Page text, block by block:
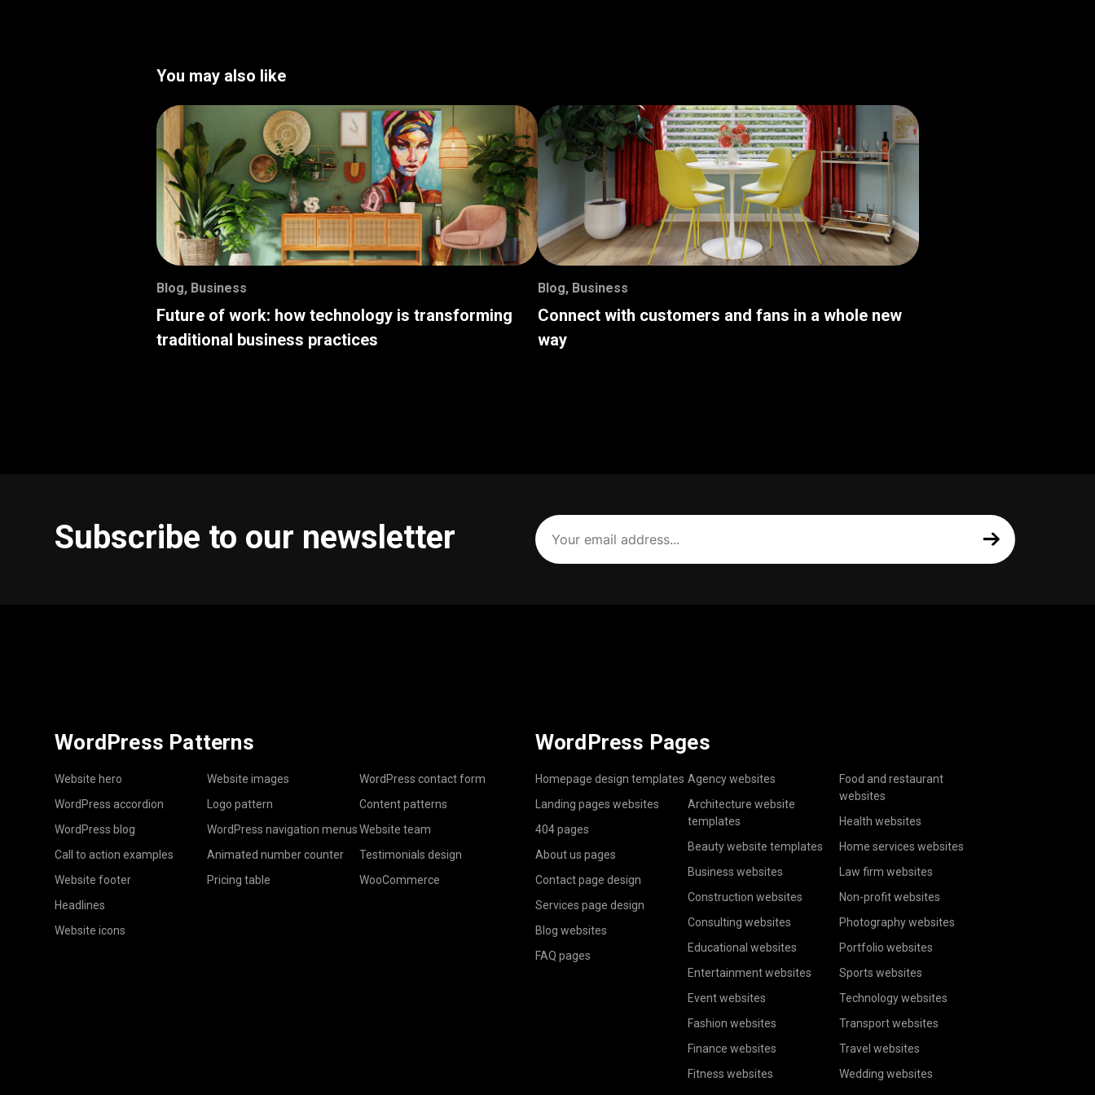
You may also like
Blog, Business
Future of work: how technology is transforming
traditional business practices
Blog, Business
Connect with customers and fans in a whole new
way
Subscribe to our newsletter
Your
email
address
(Required)
WordPress Patterns
Website hero
WordPress accordion
WordPress blog
Call to action examples
Website footer
Headlines
Website icons
Website images
Logo pattern
WordPress navigation menus
Animated number counter
Pricing table
WordPress contact form
Content patterns
Website team
Testimonials design
WooCommerce
WordPress Pages
Homepage design templates
Landing pages websites
404 pages
About us pages
Contact page design
Services page design
Blog websites
FAQ pages
Agency websites
Architecture website
templates
Beauty website templates
Business websites
Construction websites
Consulting websites
Educational websites
Entertainment websites
Event websites
Fashion websites
Finance websites
Fitness websites
Food and restaurant
websites
Health websites
Home services websites
Law firm websites
Non-profit websites
Photography websites
Portfolio websites
Sports websites
Technology websites
Transport websites
Travel websites
Wedding websites